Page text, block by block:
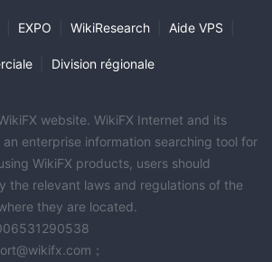
EXPO WikiResearch Aide VPS
Division régionale
website. WikiFX Internet and its
enterprise information searching tool for
WikiFX products, users should
the relevant laws and regulations of the
they are located.
；